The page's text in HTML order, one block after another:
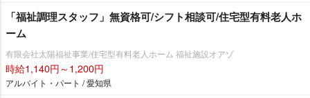
「福祉調理スタッフ」無資格可/シフト相談可/住宅型有料老人ホ
ーム
有限会社太陽福祉事業/住宅型有料老人ホーム 福祉施設オアゾ
時給1,140円～1,200円
アルバイト・パート / 愛知県